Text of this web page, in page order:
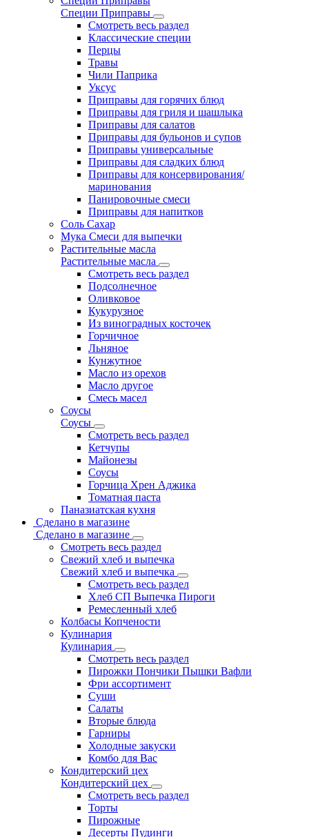
Специи Приправы
Смотреть весь раздел
Классические специи
Перцы
Травы
Чили Паприка
Уксус
Приправы для горячих блюд
Приправы для гриля и шашлыка
Приправы для салатов
Приправы для бульонов и супов
Приправы универсальные
Приправы для сладких блюд
Приправы для консервирования/
маринования
Панировочные смеси
Приправы для напитков
Соль Сахар
Мука Смеси для выпечки
Растительные масла
Растительные масла
Смотреть весь раздел
Подсолнечное
Оливковое
Кукурузное
Из виноградных косточек
Горчичное
Льняное
Кунжутное
Масло из орехов
Масло другое
Смесь масел
Соусы
Соусы
Смотреть весь раздел
Кетчупы
Майонезы
Соусы
Горчица Хрен Аджика
Томатная паста
Паназиатская кухня
Сделано в магазине
Сделано в магазине
Смотреть весь раздел
Свежий хлеб и выпечка
Свежий хлеб и выпечка
Смотреть весь раздел
Хлеб СП Выпечка Пироги
Ремесленный хлеб
Колбасы Копчености
Кулинария
Кулинария
Смотреть весь раздел
Пирожки Пончики Пышки Вафли
Фри ассортимент
Суши
Салаты
Вторые блюда
Гарниры
Холодные закуски
Комбо для Вас
Кондитерский цех
Кондитерский цех
Смотреть весь раздел
Торты
Пирожные
Десерты Пудинги